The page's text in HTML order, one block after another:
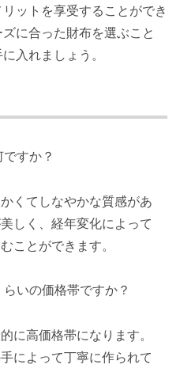
ットを享受することができ
に合った財布を選ぶこと
入れましょう。
すか？
くてしなやかな質感があ
しく、経年変化によって
ことができます。
いの価格帯ですか？
に高価格帯になります。
によって丁寧に作られて